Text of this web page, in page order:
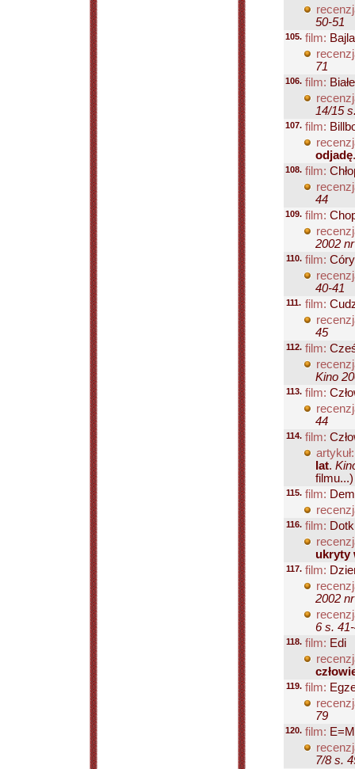
50-51
105. film:
71
106. film:
14/15
107. film:
odjadę
108. film:
44
109. film:
2002
110. film:
40-41
111. film:
45
112. film:
Kino
113. film:
44
114. film:
artykuł:
lat.
filmu...)
115. film:
116. film:
ukryty
117. film:
2002
6 s.
118. film: Edi
119. film:
79
120. film:
7/8 s.